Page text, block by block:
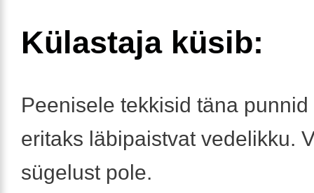
Külastaja küsib:
Peenisele tekkisid täna
eritaks läbipaistvat vedelikku.
sügelust pole.